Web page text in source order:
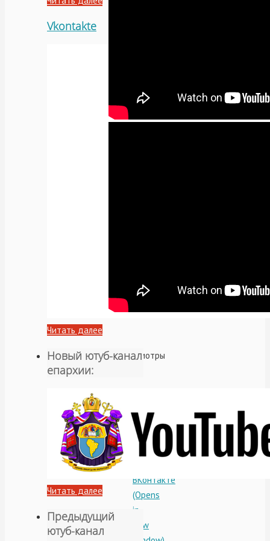
Просмотры
Поделиться:
Отправить
ссылку
ВКонтакте
(Opens
in
new
Vkontakte
Читать далее
Новый ютуб-канал
епархии:
Читать далее
Предыдущий
ютуб-канал